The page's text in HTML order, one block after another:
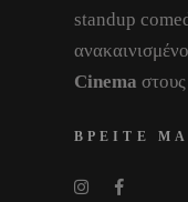
standup
ανακαινισμένο
Cinema
ΒΡΕΙΤΕ